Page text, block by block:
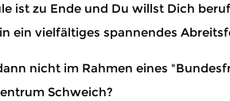
ist zu Ende und Du willst Dich
ein vielfältiges spannendes
nicht im Rahmen eines
Schweich?